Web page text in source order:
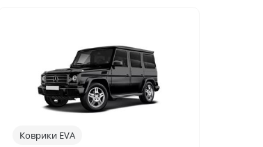
Коврики EVA